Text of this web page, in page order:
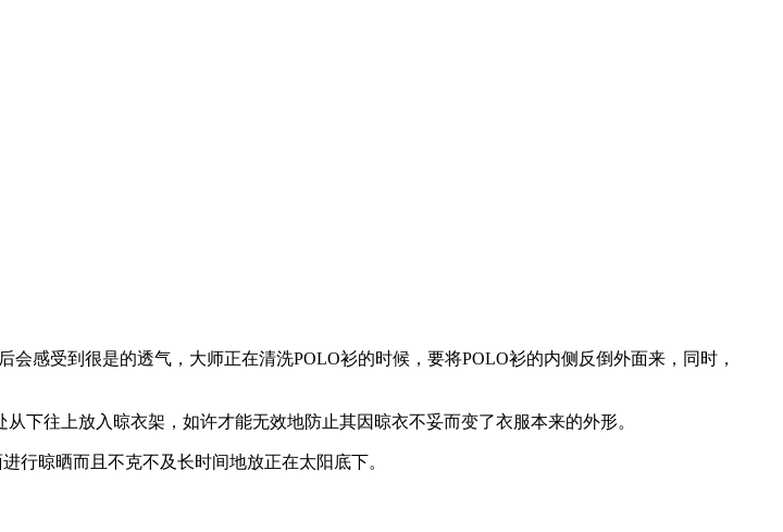
受到很是的透气，大师正在清洗POLO衫的时候，要将POLO衫的内侧反倒外面来，同时，
往上放入晾衣架，如许才能无效地防止其因晾衣不妥而变了衣服本来的外形。
晾晒而且不克不及长时间地放正在太阳底下。